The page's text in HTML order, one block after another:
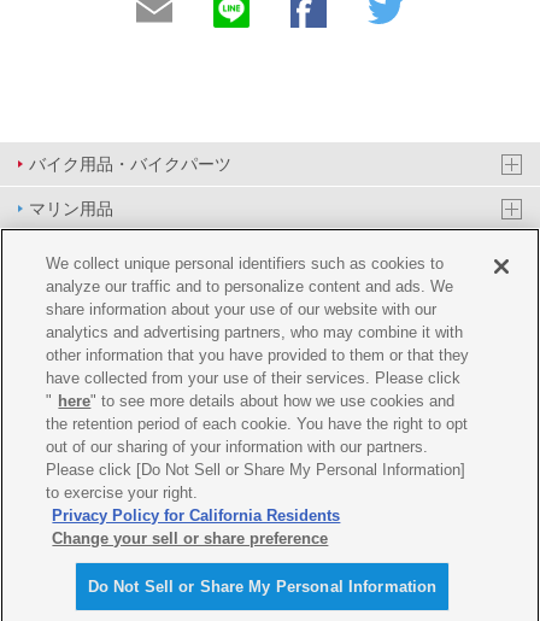
バイク用品・バイクパーツ
マリン用品
PAS/YPJ用品
その他用品
イベント&エンターテイメント
オンラインショップ
企業情報
ご利用規約 推薦環境 プライバシーポリシー Cookie ポリシー
We collect unique personal identifiers such as cookies to
analyze our traffic and to personalize content and ads. We
share information about your use of our website with our
analytics and advertising partners, who may combine it with
other information that you have provided to them or that they
have collected from your use of their services. Please click
" here" to see more details about how we use cookies and
the retention period of each cookie. You have the right to opt
out of our sharing of your information with our partners.
Please click [Do Not Sell or Share My Personal Information]
to exercise your right.
Privacy Policy for California Residents
Change your sell or share preference
Do Not Sell or Share My Personal Information